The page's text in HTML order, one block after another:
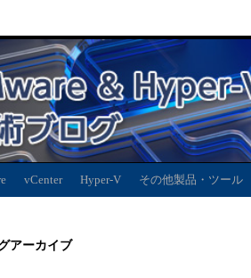
vCenter Hyper-V その他製品・ツール
アーカイブ